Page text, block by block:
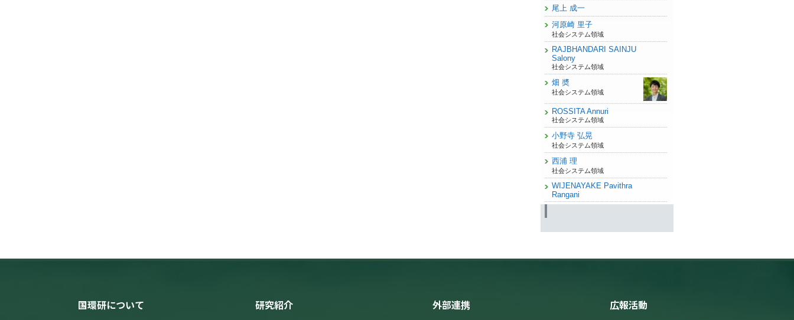
尾上 成一
河原崎 里子
社会システム領域
RAJBHANDARI SAINJU
Salony
社会システム領域
畑 奬
社会システム領域
ROSSITA Annuri
社会システム領域
小野寺 弘晃
社会システム領域
西浦 理
社会システム領域
WIJENAYAKE Pavithra
Rangani
国環研について 研究紹介 外部連携 広報活動